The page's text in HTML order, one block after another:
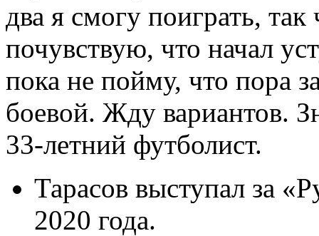
два я смогу поиграть,
почувствую, что начал
пока не пойму, что пора
боевой. Жду вариантов.
33-летний футболист.
Тарасов выступал за
2020 года.